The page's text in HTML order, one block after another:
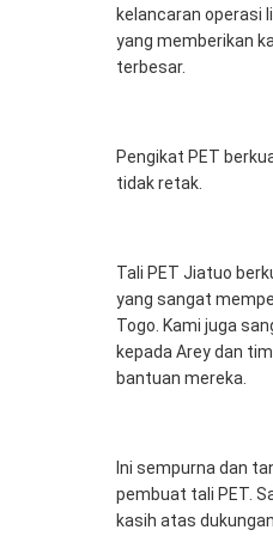
kelancaran operasi
yang memberikan
terbesar.
Pengikat PET
tidak retak.
Tali PET Jiatuo
yang sangat
Togo. Kami juga
kepada Arey dan
bantuan mereka.
Ini sempurna dan
pembuat tali PET.
kasih atas